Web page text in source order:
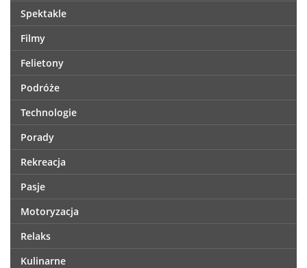
Spektakle
Filmy
Felietony
Podróże
Technologie
Porady
Rekreacja
Pasje
Motoryzacja
Relaks
Kulinarne